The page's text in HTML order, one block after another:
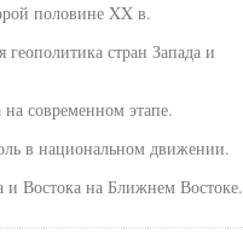
половине XX в.
стран Запада и
современном этапе.
в национальном движении.
и Востока на Ближнем Востоке.